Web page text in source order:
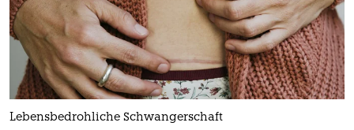
Lebensbedrohliche Schwangerschaft